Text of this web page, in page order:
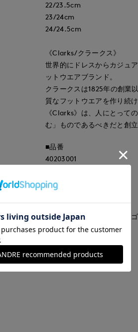
22/23.5cm
23/24cm
24/24.5cm
《Clarks/クラークス》
世界的にドレスからカジュ
ットウエアブランド。
クラークスは1825年の創業
質なフットウエアを作り続け
《Clarks》は、人にとって
む」ものであるべきだと創
■品番
40203001
ベトナム
■クオリティ
アッパー:天然皮革 ソール:
■取扱い方法
取り扱いについて